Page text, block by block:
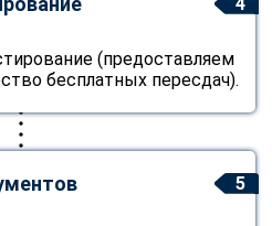
(предоставляем
бесплатных пересдач).
5